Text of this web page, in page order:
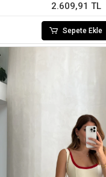
2.609,91 TL
Sepete Ekle